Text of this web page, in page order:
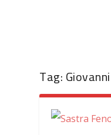
Tag: